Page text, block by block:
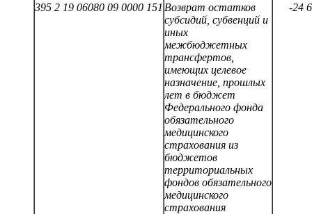
395 2 19 06080 09 0000 151 Возврат остатков
субсидий, субвенций и
иных
межбюджетных
трансфертов,
имеющих целевое
назначение, прошлых
лет в бюджет
Федерального фонда
обязательного
медицинского
страхования из
бюджетов
территориальных
фондов обязательного
медицинского
страхования
-24